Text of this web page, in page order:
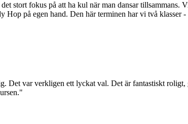
fokus på att ha kul när man dansar tillsammans.
Hop på egen hand. Den här terminen har vi två
Det var verkligen ett lyckat val. Det är fantastiskt